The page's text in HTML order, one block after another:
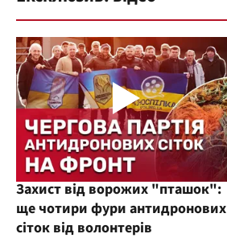
Захист від ворожих "пташок":
ще чотири фури антидронових
сіток від волонтерів